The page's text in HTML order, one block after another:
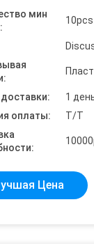
мин
10pcs
1
оплаты:
T/T
Цена